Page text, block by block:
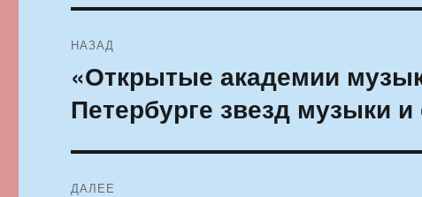
по
записям
НАЗАД
Предыдущая
«Открытые академии
Петербурге звезд музыки и
ДАЛЕЕ